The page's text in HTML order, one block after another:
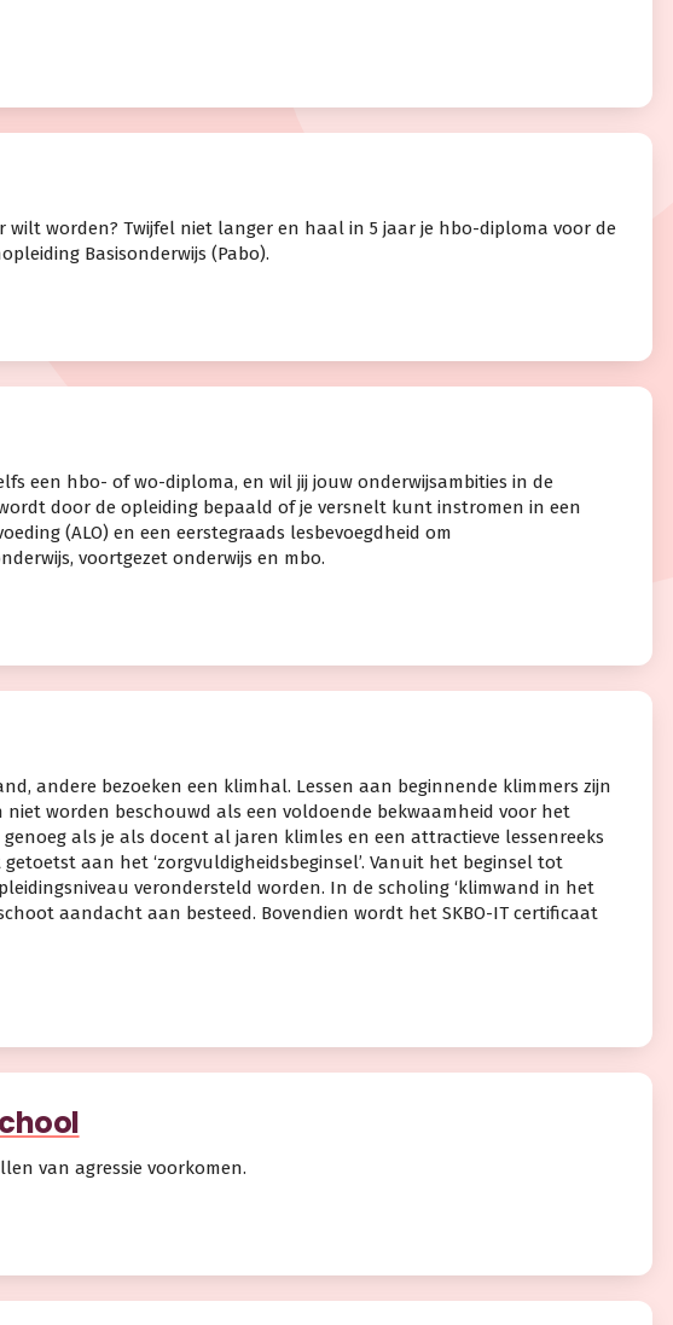
worden? Twijfel niet langer en haal in 5 jaar je hbo-diploma voor de
Basisonderwijs (Pabo).
een hbo- of wo-diploma, en wil jij jouw onderwijsambities in de
door de opleiding bepaald of je versnelt kunt instromen in een
(ALO) en een eerstegraads lesbevoegdheid om
voortgezet onderwijs en mbo.
andere bezoeken een klimhal. Lessen aan beginnende klimmers zijn
worden beschouwd als een voldoende bekwaamheid voor het
als je als docent al jaren klimles en een attractieve lessenreeks
aan het ‘zorgvuldigheidsbeginsel’. Vanuit het beginsel tot
verondersteld worden. In de scholing ‘klimwand in het
aandacht aan besteed. Bovendien wordt het SKBO-IT certificaat
van agressie voorkomen.